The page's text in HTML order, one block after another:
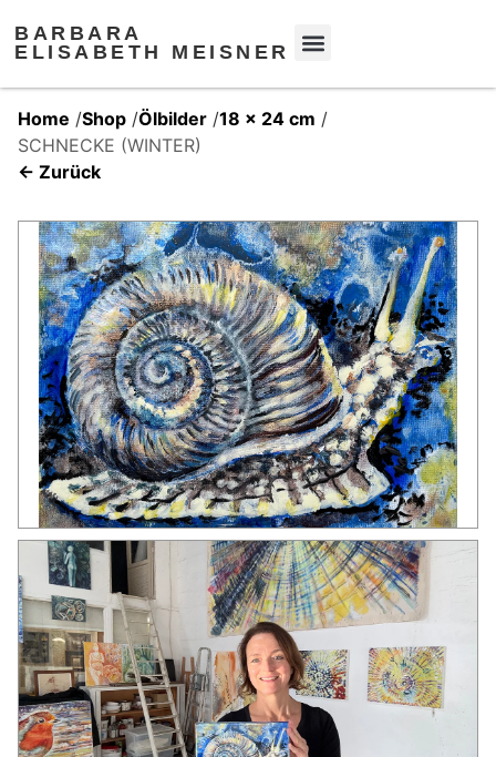
BARBARA
ELISABETH MEISNER
Home /Shop /Ölbilder /18 x 24 cm /
SCHNECKE (WINTER)
← Zurück